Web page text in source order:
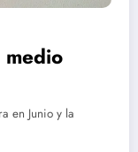
medio
en Junio y la